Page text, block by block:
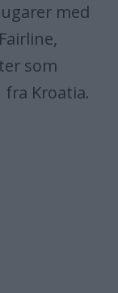
med
som
Kroatia.